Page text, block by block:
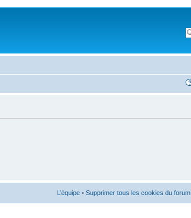
L’équipe • Supprimer tous les cookies du forum